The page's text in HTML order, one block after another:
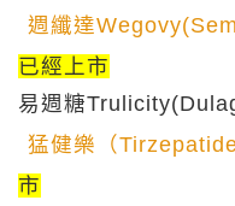
週纖達
已經上市
易週糖
猛健樂（
市